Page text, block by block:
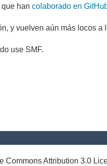
que hancolaborado en
y vuelven aún más locos a
use SMF.
Commons Attribution 3.0